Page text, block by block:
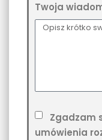
Twoja
Zgadzam
umówienia